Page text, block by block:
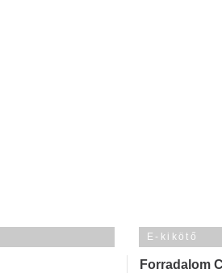
E-kikötő
Forradalom